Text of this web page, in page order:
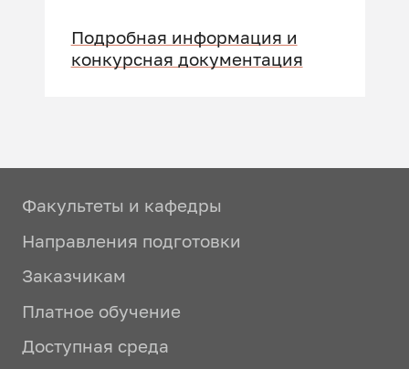
Подробная информация и
конкурсная документация
Факультеты и кафедры
Направления подготовки
Заказчикам
Платное обучение
Доступная среда